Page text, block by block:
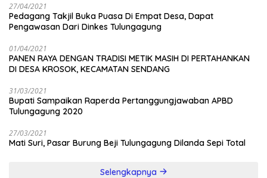
27/04/2021
Pedagang Takjil Buka Puasa Di Empat Desa, Dapat
Pengawasan Dari Dinkes Tulungagung
01/04/2021
PANEN RAYA DENGAN TRADISI METIK MASIH DI PERTAHANKAN
DI DESA KROSOK, KECAMATAN SENDANG
31/03/2021
Bupati Sampaikan Raperda Pertanggungjawaban APBD
Tulungagung 2020
27/03/2021
Mati Suri, Pasar Burung Beji Tulungagung Dilanda Sepi Total
Selengkapnya